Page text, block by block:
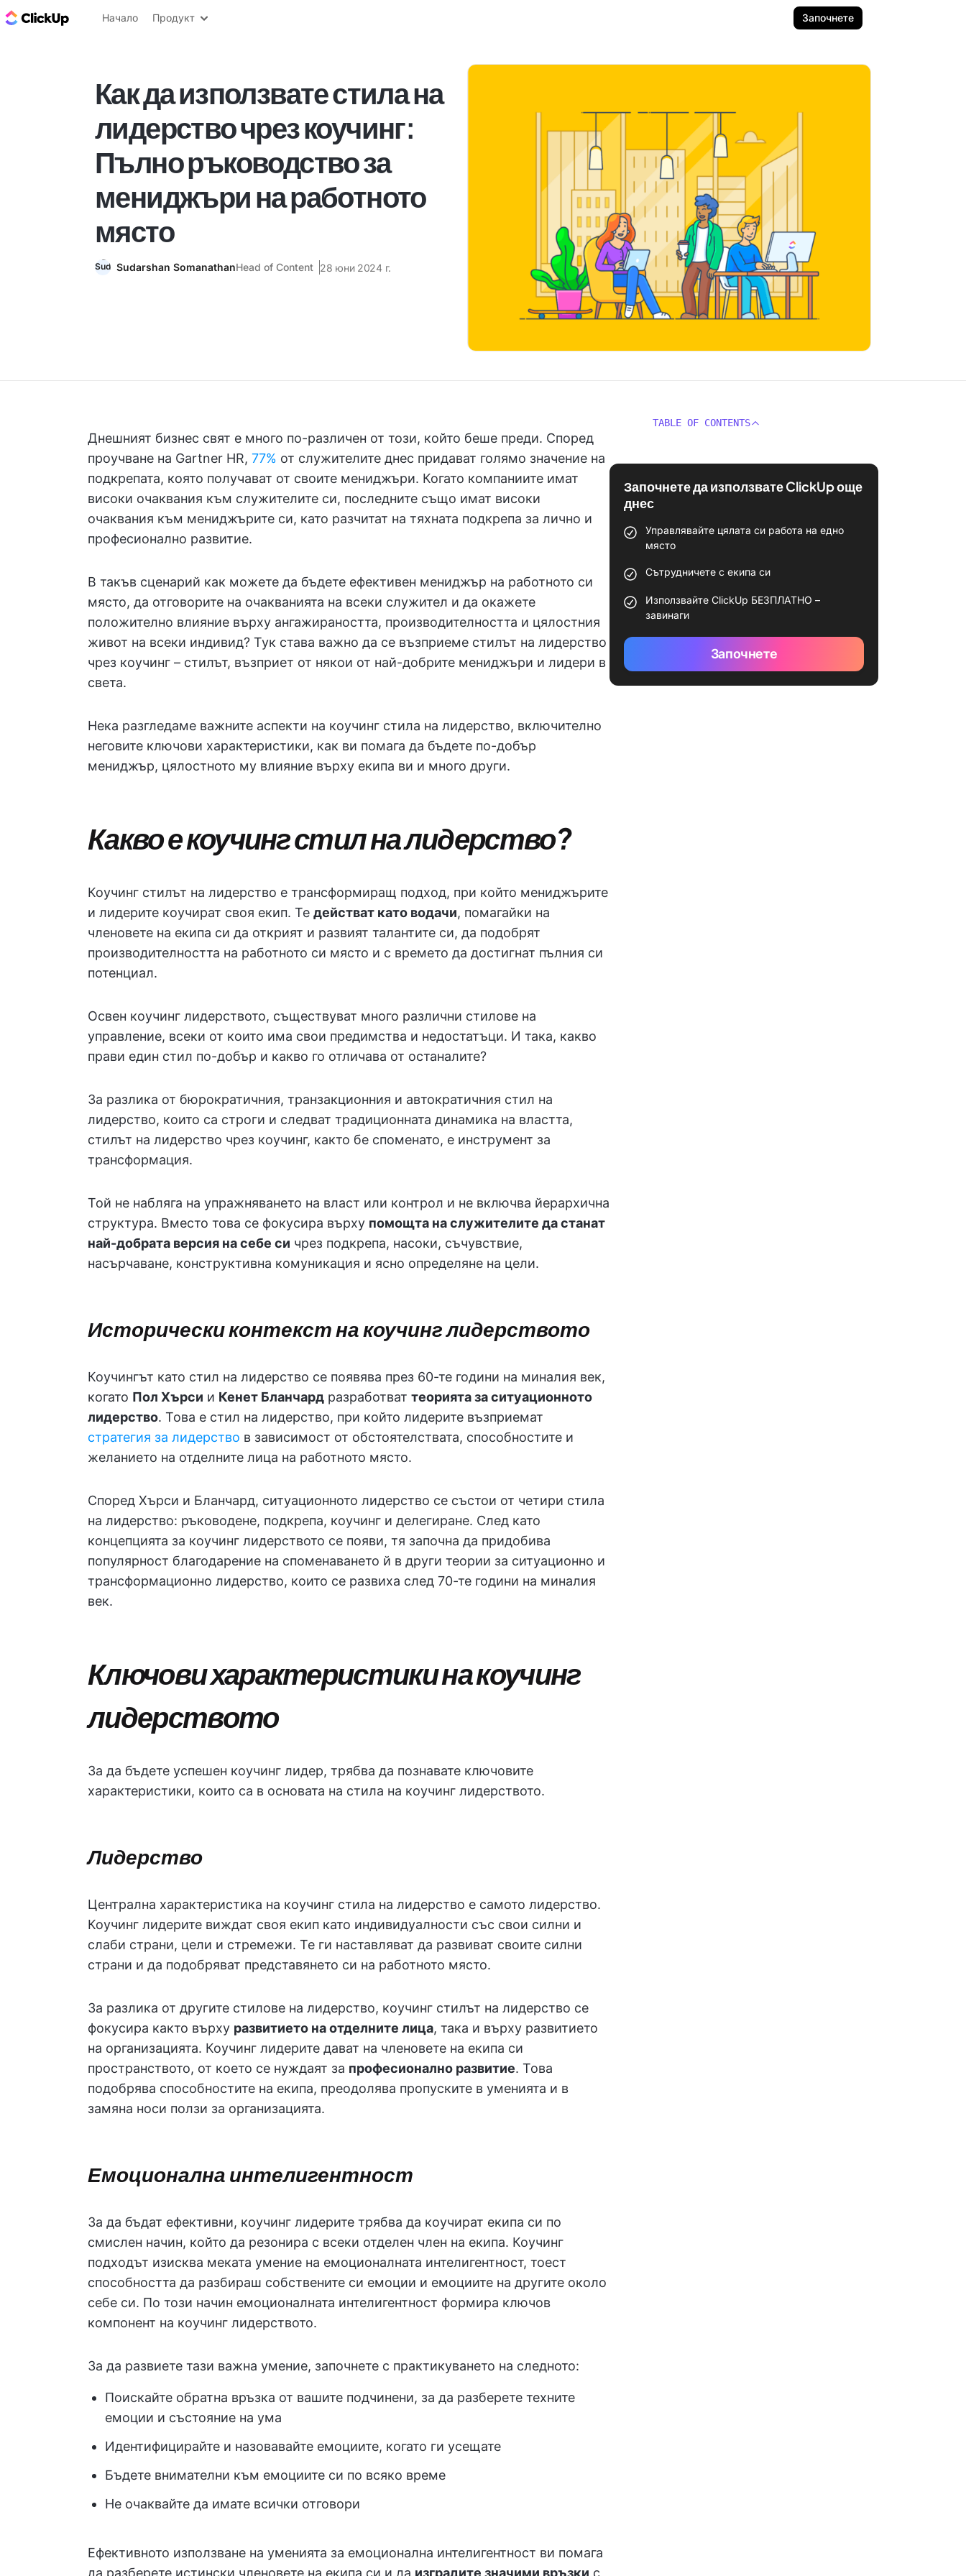
ClickUp блог
Начало Продукт Започнете
Как да използвате стила на
лидерство чрез коучинг:
Пълно ръководство за
мениджъри на работното
място
Sudarshan SomanathanHead of Content 28 юни 2024 г.
Днешният бизнес свят е много по-различен от този, който беше преди. Според
проучване на Gartner HR, 77% от служителите днес придават голямо значение на
подкрепата, която получават от своите мениджъри. Когато компаниите имат
високи очаквания към служителите си, последните също имат високи
очаквания към мениджърите си, като разчитат на тяхната подкрепа за лично и
професионално развитие.
В такъв сценарий как можете да бъдете ефективен мениджър на работното си
място, да отговорите на очакванията на всеки служител и да окажете
положително влияние върху ангажираността, производителността и цялостния
живот на всеки индивид? Тук става важно да се възприеме стилът на лидерство
чрез коучинг – стилът, възприет от някои от най-добрите мениджъри и лидери в
света.
Нека разгледаме важните аспекти на коучинг стила на лидерство, включително
неговите ключови характеристики, как ви помага да бъдете по-добър
мениджър, цялостното му влияние върху екипа ви и много други.
Какво е коучинг стил на лидерство?
Коучинг стилът на лидерство е трансформиращ подход, при който мениджърите
и лидерите коучират своя екип. Те действат като водачи, помагайки на
членовете на екипа си да открият и развият талантите си, да подобрят
производителността на работното си място и с времето да достигнат пълния си
потенциал.
Освен коучинг лидерството, съществуват много различни стилове на
управление, всеки от които има свои предимства и недостатъци. И така, какво
прави един стил по-добър и какво го отличава от останалите?
За разлика от бюрократичния, транзакционния и автократичния стил на
лидерство, които са строги и следват традиционната динамика на властта,
стилът на лидерство чрез коучинг, както бе споменато, е инструмент за
трансформация.
Той не набляга на упражняването на власт или контрол и не включва йерархична
структура. Вместо това се фокусира върху помощта на служителите да станат
най-добрата версия на себе си чрез подкрепа, насоки, съчувствие,
насърчаване, конструктивна комуникация и ясно определяне на цели.
Исторически контекст на коучинг лидерството
Коучингът като стил на лидерство се появява през 60-те години на миналия век,
когато Пол Хърси и Кенет Бланчард разработват теорията за ситуационното
лидерство. Това е стил на лидерство, при който лидерите възприемат
стратегия за лидерство в зависимост от обстоятелствата, способностите и
желанието на отделните лица на работното място.
Според Хърси и Бланчард, ситуационното лидерство се състои от четири стила
на лидерство: ръководене, подкрепа, коучинг и делегиране. След като
концепцията за коучинг лидерството се появи, тя започна да придобива
популярност благодарение на споменаването й в други теории за ситуационно и
трансформационно лидерство, които се развиха след 70-те години на миналия
век.
Ключови характеристики на коучинг
лидерството
За да бъдете успешен коучинг лидер, трябва да познавате ключовите
характеристики, които са в основата на стила на коучинг лидерството.
Лидерство
Централна характеристика на коучинг стила на лидерство е самото лидерство.
Коучинг лидерите виждат своя екип като индивидуалности със свои силни и
слаби страни, цели и стремежи. Те ги наставляват да развиват своите силни
страни и да подобряват представянето си на работното място.
За разлика от другите стилове на лидерство, коучинг стилът на лидерство се
фокусира както върху развитието на отделните лица, така и върху развитието
на организацията. Коучинг лидерите дават на членовете на екипа си
пространството, от което се нуждаят за професионално развитие. Това
подобрява способностите на екипа, преодолява пропуските в уменията и в
замяна носи ползи за организацията.
Емоционална интелигентност
За да бъдат ефективни, коучинг лидерите трябва да коучират екипа си по
смислен начин, който да резонира с всеки отделен член на екипа. Коучинг
подходът изисква меката умение на емоционалната интелигентност, тоест
способността да разбираш собствените си емоции и емоциите на другите около
себе си. По този начин емоционалната интелигентност формира ключов
компонент на коучинг лидерството.
За да развиете тази важна умение, започнете с практикуването на следното:
Поискайте обратна връзка от вашите подчинени, за да разберете техните
емоции и състояние на ума
Идентифицирайте и назовавайте емоциите, когато ги усещате
Бъдете внимателни към емоциите си по всяко време
Не очаквайте да имате всички отговори
Ефективното използване на уменията за емоционална интелигентност ви помага
да разберете истински членовете на екипа си и да изградите значими връзки с
TABLE OF CONTENTS
Започнете да използвате ClickUp още
днес
Управлявайте цялата си работа на едно
място
Сътрудничете с екипа си
Използвайте ClickUp БЕЗПЛАТНО –
завинаги
Започнете